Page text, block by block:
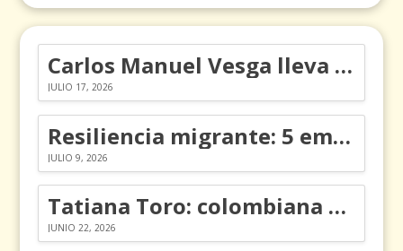
Carlos Manuel Vesga lleva el nombre de Colombia a los Emmy
JULIO 17, 2026
Resiliencia migrante: 5 emociones y cómo gestionarlas
JULIO 9, 2026
Tatiana Toro: colombiana que cambió la historia de las matemáticas
JUNIO 22, 2026